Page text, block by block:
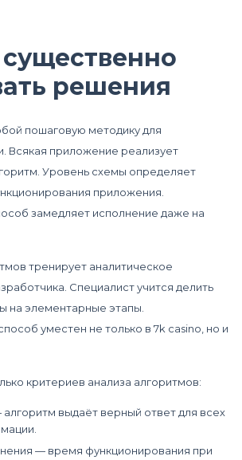
решения
пошаговую методику для
Всякая приложение реализует
Уровень схемы определяет
приложения.
замедляет исполнение даже на
тренирует аналитическое
Специалист учится делить
на элементарные этапы.
уместен не только в 7k casino, но и
критериев анализа алгоритмов:
выдаёт верный ответ для всех
— время функционирования при